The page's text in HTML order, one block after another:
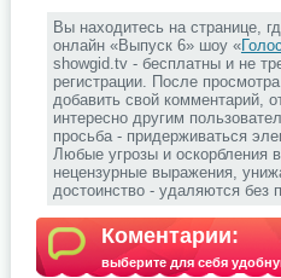
Вы находитесь на странице,
онлайн «Выпуск 6» шоу «
showgid.tv - бесплатны и не
регистрации. После
добавить свой комментарий,
интересно другим
просьба - придерживаться
Любые угрозы и оскорбления
нецензурные выражения,
достоинство - удаляются без
Коментарии:
выберите для себя